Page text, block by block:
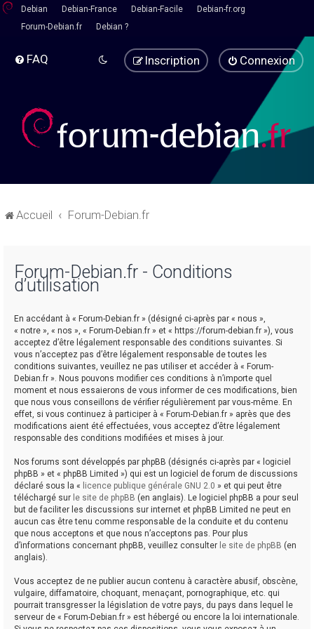
Debian Debian-France Debian-Facile
Debian-fr.org
Forum-Debian.fr
Debian ?
FAQ Connexion
Inscription
Accueil Forum-Debian.fr
Forum-Debian.fr - Conditions
d’utilisation
En accédant à « Forum-Debian.fr » (désigné ci-après par « nous »,
« notre », « nos », « Forum-Debian.fr » et « https://forum-debian.fr »), vous
acceptez d’être légalement responsable des conditions suivantes. Si
vous n’acceptez pas d’être légalement responsable de toutes les
conditions suivantes, veuillez ne pas utiliser et accéder à « Forum-
Debian.fr ». Nous pouvons modifier ces conditions à n’importe quel
moment et nous essaierons de vous informer de ces modifications, bien
que nous vous conseillons de vérifier régulièrement par vous-même. En
effet, si vous continuez à participer à « Forum-Debian.fr » après que des
modifications aient été effectuées, vous acceptez d’être légalement
responsable des conditions modifiées et mises à jour.
Nos forums sont développés par phpBB (désignés ci-après par « logiciel
phpBB » et « phpBB Limited ») qui est un logiciel de forum de discussions
déclaré sous la « licence publique générale GNU 2.0 » et qui peut être
téléchargé sur le site de phpBB (en anglais). Le logiciel phpBB a pour seul
but de faciliter les discussions sur internet et phpBB Limited ne peut en
aucun cas être tenu comme responsable de la conduite et du contenu
que nous acceptons et que nous n’acceptons pas. Pour plus
d’informations concernant phpBB, veuillez consulter le site de phpBB (en
anglais).
Vous acceptez de ne publier aucun contenu à caractère abusif, obscène,
vulgaire, diffamatoire, choquant, menaçant, pornographique, etc. qui
pourrait transgresser la législation de votre pays, du pays dans lequel le
serveur de « Forum-Debian.fr » est hébergé ou encore la loi internationale.